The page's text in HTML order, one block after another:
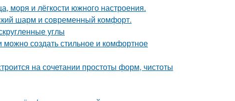
моря и лёгкости южного настроения.
шарм и современный комфорт.
углы
создать стильное и комфортное
на сочетании простоты форм, чистоты